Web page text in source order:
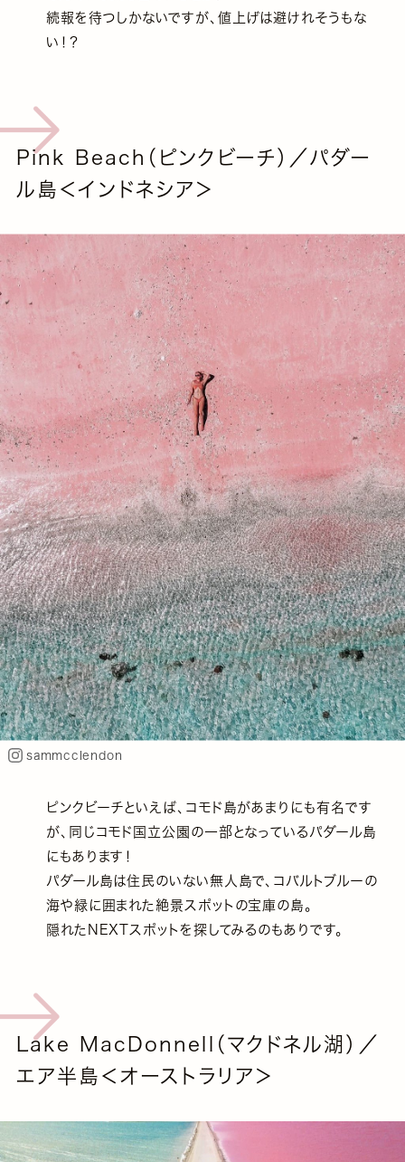
続報を待つしかないですが、値上げは避けれそうもな
い！？
Pink Beach（ピンクビーチ）／パダー
ル島＜インドネシア＞
sammcclendon
ピンクビーチといえば、コモド島があまりにも有名です
が、同じコモド国立公園の一部となっているパダール島
にもあります！
パダール島は住民のいない無人島で、コバルトブルーの
海や緑に囲まれた絶景スポットの宝庫の島。
隠れたNEXTスポットを探してみるのもありです。
Lake MacDonnell（マクドネル湖）／
エア半島＜オーストラリア＞